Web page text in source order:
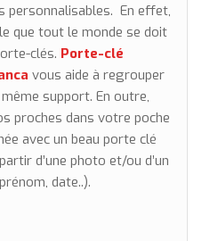
personnalisables. En effet,
que tout le monde se doit
clés. Porte-clé
vous aide à regrouper
support. En outre,
proches dans votre poche
avec un beau porte clé
d’une photo et/ou d’un
date..).